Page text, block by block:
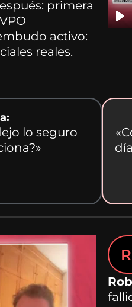
primera
activo:
reales.
lo seguro